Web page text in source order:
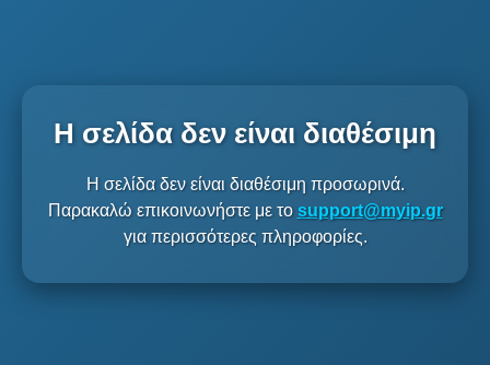
Η σελίδα δεν είναι διαθέσιμη
Η σελίδα δεν είναι διαθέσιμη προσωρινά.
Παρακαλώ επικοινωνήστε με το support@myip.gr
για περισσότερες πληροφορίες.